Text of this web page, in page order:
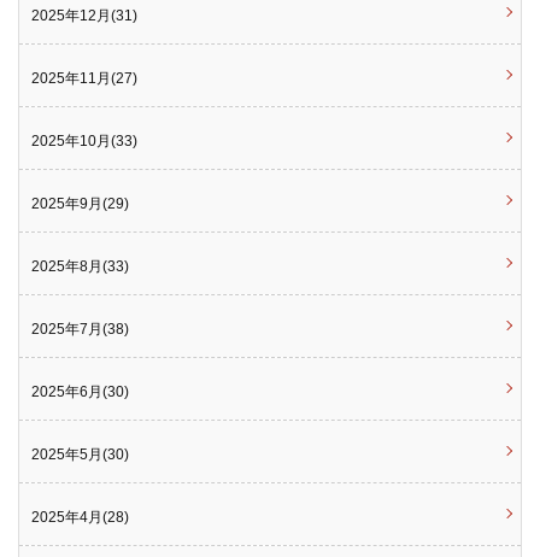
2025年12月(31)
2025年11月(27)
2025年10月(33)
2025年9月(29)
2025年8月(33)
2025年7月(38)
2025年6月(30)
2025年5月(30)
2025年4月(28)